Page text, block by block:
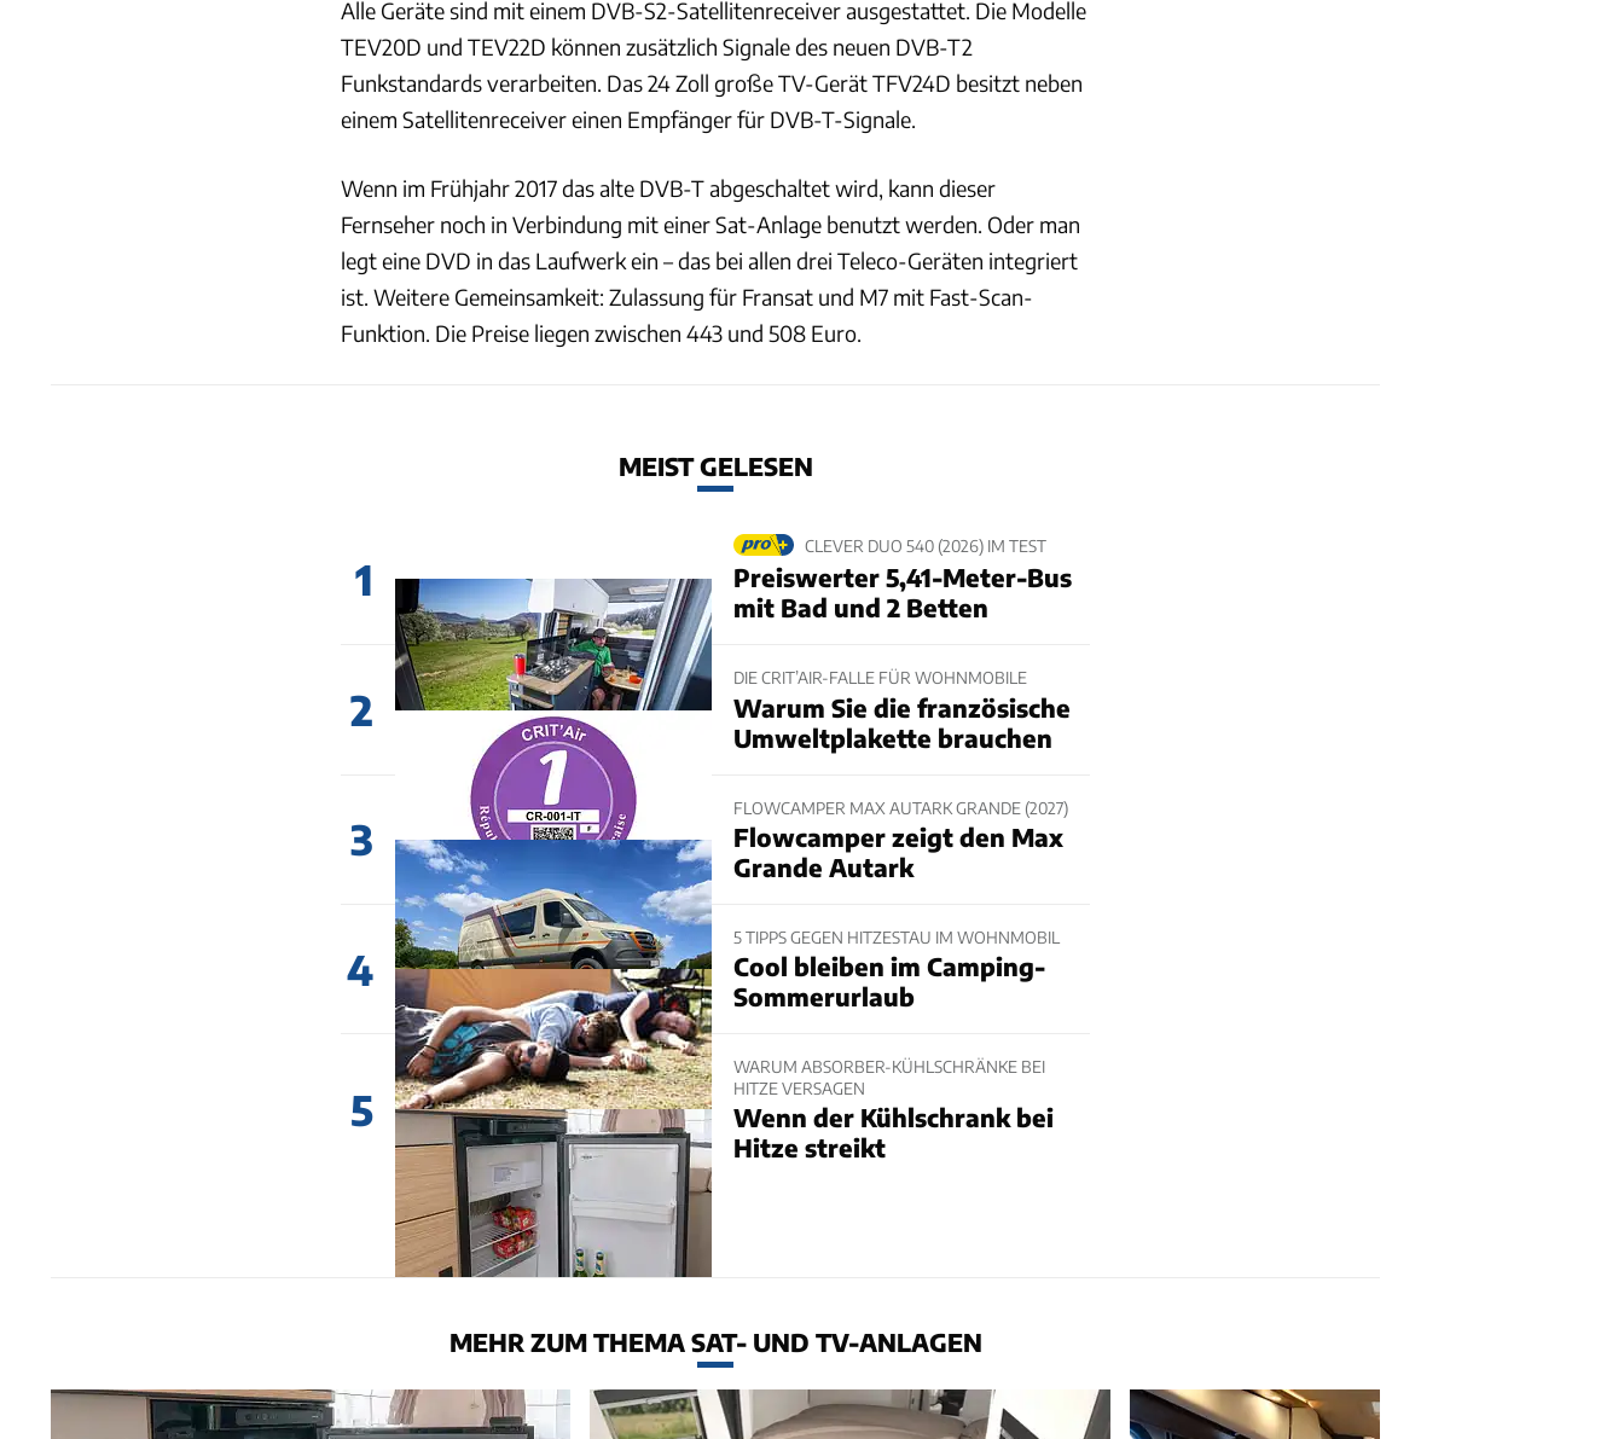
Alle Geräte sind mit einem DVB-S2-Satellitenreceiver ausgestattet. Die Modelle
TEV20D und TEV22D können zusätzlich Signale des neuen DVB-T2
Funkstandards verarbeiten. Das 24 Zoll große TV-Gerät TFV24D besitzt neben
einem Satellitenreceiver einen Empfänger für DVB-T-Signale.
Wenn im Frühjahr 2017 das alte DVB-T abgeschaltet wird, kann dieser
Fernseher noch in Verbindung mit einer Sat-Anlage benutzt werden. Oder man
legt eine DVD in das Laufwerk ein – das bei allen drei Teleco-Geräten integriert
ist. Weitere Gemeinsamkeit: Zulassung für Fransat und M7 mit Fast-Scan-
Funktion. Die Preise liegen zwischen 443 und 508 Euro.
MEIST GELESEN
1
CLEVER DUO 540 (2026) IM TEST
Preiswerter 5,41-Meter-Bus
mit Bad und 2 Betten
2
DIE CRIT’AIR-FALLE FÜR WOHNMOBILE
Warum Sie die französische
Umweltplakette brauchen
3
FLOWCAMPER MAX AUTARK GRANDE (2027)
Flowcamper zeigt den Max
Grande Autark
4
5 TIPPS GEGEN HITZESTAU IM WOHNMOBIL
Cool bleiben im Camping-
Sommerurlaub
5
WARUM ABSORBER-KÜHLSCHRÄNKE BEI
HITZE VERSAGEN
Wenn der Kühlschrank bei
Hitze streikt
MEHR ZUM THEMA SAT- UND TV-ANLAGEN